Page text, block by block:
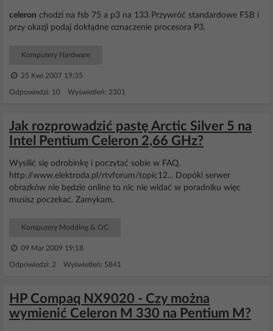
celeron chodzi na fsb 75 a p3 na 133 Przywróć standardowe FSB i
przy okazji podaj dokłądne oznaczenie procesora P3.
Komputery Hardware
25 Kwi 2007 19:35
Odpowiedzi: 10 Wyświetleń: 2301
Jak rozprowadzić pastę Arctic Silver 5 na
Intel Pentium Celeron 2,66 GHz?
Wysilić się odrobinkę i poczytać sobie w FAQ.
http://www.elektroda.pl/rtvforum/topic12... Dopóki serwer
obrazków nie będzie online to nic nie widać w poradniku więc
musisz poczekać. Zamykam.
Komputery Modding & OC
09 Mar 2009 19:18
Odpowiedzi: 2 Wyświetleń: 5841
HP Compaq NX9020 - Czy można
wymienić Celeron M 330 na Pentium M?